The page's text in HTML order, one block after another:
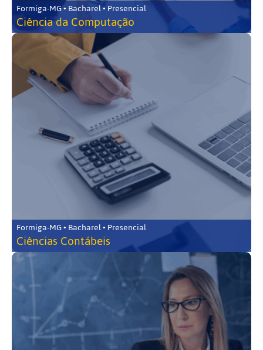
Formiga-MG • Bacharel • Presencial
Ciência da Computação
Formiga-MG • Bacharel • Presencial
Ciências Contábeis